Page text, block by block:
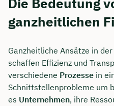
ganzheitlichen
Ganzheitliche Ansätze in
schaffen Effizienz und
verschiedene Prozesse in
Schnittstellenprobleme um
es Unternehmen, ihre